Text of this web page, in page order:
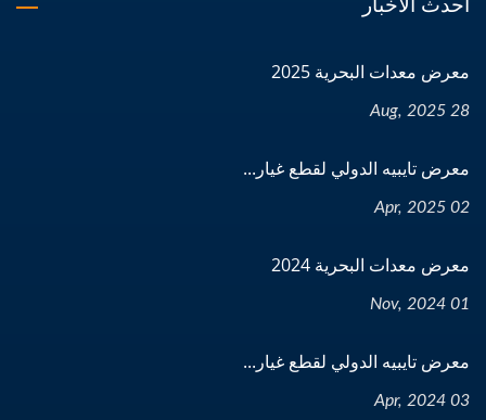
معرض معدات البحرية 2025
28 Aug, 2025
معرض تايبيه الدولي لقطع غيار...
02 Apr, 2025
معرض معدات البحرية 2024
01 Nov, 2024
معرض تايبيه الدولي لقطع غيار...
03 Apr, 2024